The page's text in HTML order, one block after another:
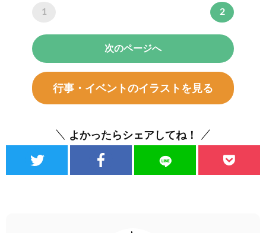
1 2
次のページへ
行事・イベントのイラストを見る
よかったらシェアしてね！